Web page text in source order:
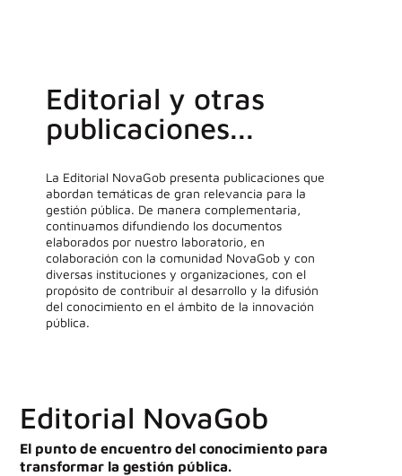
Editorial y otras
publicaciones...
La Editorial NovaGob presenta publicaciones que
abordan temáticas de gran relevancia para la
gestión pública. De manera complementaria,
continuamos difundiendo los documentos
elaborados por nuestro laboratorio, en
colaboración con la comunidad NovaGob y con
diversas instituciones y organizaciones, con el
propósito de contribuir al desarrollo y la difusión
del conocimiento en el ámbito de la innovación
pública.
Editorial NovaGob
El punto de encuentro del conocimiento para
transformar la gestión pública.